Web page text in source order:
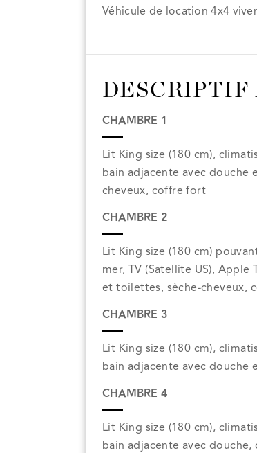
Véhicule de location 4x4
DESCRIPTIF
CHAMBRE 1
Lit King size (180 cm),
bain adjacente avec
cheveux, coffre fort
CHAMBRE 2
Lit King size (180 cm)
mer, TV (Satellite US),
et toilettes, sèche-cheveux,
CHAMBRE 3
Lit King size (180 cm),
bain adjacente avec
CHAMBRE 4
Lit King size (180 cm),
bain adjacente avec